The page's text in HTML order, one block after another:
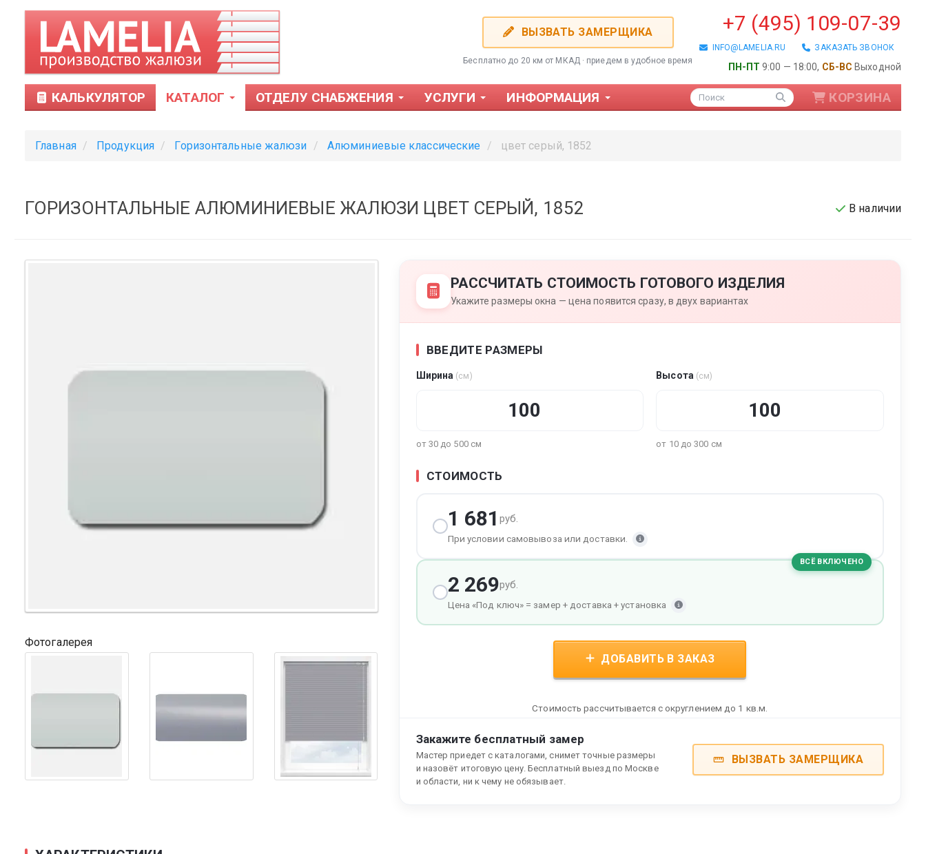
ВЫЗВАТЬ ЗАМЕРЩИКА
Бесплатно до 20 км от МКАД · приедем в удобное время
+7 (495) 109-07-39
INFO@LAMELIA.RU ЗАКАЗАТЬ ЗВОНОК
ПН-ПТ 9:00 — 18:00, СБ-ВС Выходной
КАЛЬКУЛЯТОР КАТАЛОГ
Мультифактура
ОТДЕЛУ СНАБЖЕНИЯ УСЛУГИ ИНФОРМАЦИЯ Поиск КОРЗИНА
Главная Продукция Горизонтальные жалюзи Алюминиевые классические цвет серый, 1852
ГОРИЗОНТАЛЬНЫЕ АЛЮМИНИЕВЫЕ ЖАЛЮЗИ ЦВЕТ СЕРЫЙ, 1852 В наличии
Фотогалерея
РАССЧИТАТЬ СТОИМОСТЬ ГОТОВОГО ИЗДЕЛИЯ
Укажите размеры окна — цена появится сразу, в двух вариантах
ВВЕДИТЕ РАЗМЕРЫ
Ширина (см)
от 30 до 500 см
Высота (см)
от 10 до 300 см
СТОИМОСТЬ
1 681 руб.
При условии самовывоза или доставки.
ВСЁ ВКЛЮЧЕНО
2 269руб.
Цена «Под ключ» = замер + доставка + установка
ДОБАВИТЬ В ЗАКАЗ
Стоимость рассчитывается с округлением до 1 кв.м.
Закажите бесплатный замер
Мастер приедет с каталогами, снимет точные размеры
и назовёт итоговую цену. Бесплатный выезд по Москве
и области, ни к чему не обязывает.
ВЫЗВАТЬ ЗАМЕРЩИКА